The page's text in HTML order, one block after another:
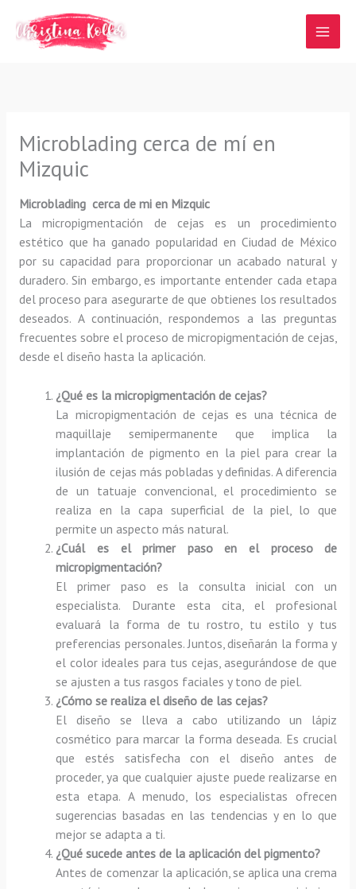
contenido
Microblading cerca de mí en
Mizquic
Microblading cerca de mi en Mizquic
La micropigmentación de cejas es un procedimiento
estético que ha ganado popularidad en Ciudad de México
por su capacidad para proporcionar un acabado natural y
duradero. Sin embargo, es importante entender cada etapa
del proceso para asegurarte de que obtienes los resultados
deseados. A continuación, respondemos a las preguntas
frecuentes sobre el proceso de micropigmentación de cejas,
desde el diseño hasta la aplicación.
¿Qué es la micropigmentación de cejas?
La micropigmentación de cejas es una técnica de
maquillaje semipermanente que implica la
implantación de pigmento en la piel para crear la
ilusión de cejas más pobladas y definidas. A diferencia
de un tatuaje convencional, el procedimiento se
realiza en la capa superficial de la piel, lo que
permite un aspecto más natural.
¿Cuál es el primer paso en el proceso de
micropigmentación?
El primer paso es la consulta inicial con un
especialista. Durante esta cita, el profesional
evaluará la forma de tu rostro, tu estilo y tus
preferencias personales. Juntos, diseñarán la forma y
el color ideales para tus cejas, asegurándose de que
se ajusten a tus rasgos faciales y tono de piel.
¿Cómo se realiza el diseño de las cejas?
El diseño se lleva a cabo utilizando un lápiz
cosmético para marcar la forma deseada. Es crucial
que estés satisfecha con el diseño antes de
proceder, ya que cualquier ajuste puede realizarse en
esta etapa. A menudo, los especialistas ofrecen
sugerencias basadas en las tendencias y en lo que
mejor se adapta a ti.
¿Qué sucede antes de la aplicación del pigmento?
Antes de comenzar la aplicación, se aplica una crema